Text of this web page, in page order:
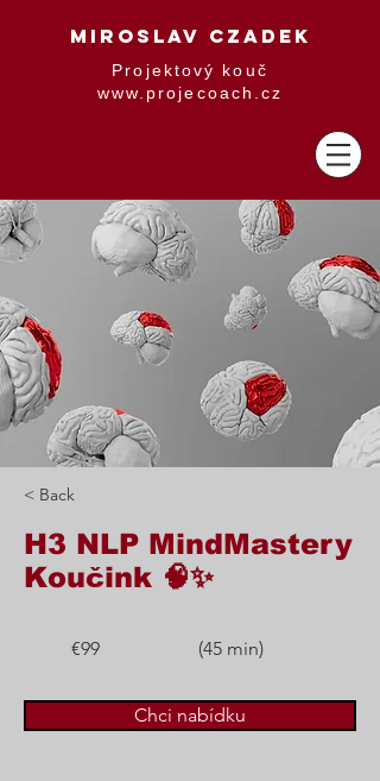
MIROSLAV CZADEK
Projektový kouč
www.projecoach.cz
< Back
H3 NLP MindMastery
Koučink 🧠✨
€99 (45 min)
Chci nabídku